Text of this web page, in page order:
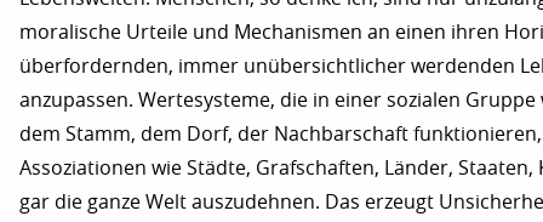
moralische Urteile und Mechanismen an einen ihren
überfordernden, immer unübersichtlicher werdenden
anzupassen. Wertesysteme, die in einer sozialen Gruppe
dem Stamm, dem Dorf, der Nachbarschaft
Assoziationen wie Städte, Grafschaften, Länder,
gar die ganze Welt auszudehnen. Das erzeugt